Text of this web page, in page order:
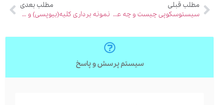
مطلب قبلی
سیستوسکوپی چیست و چه عوارضی دارد؟
مطلب بعدی
نمونه برداری کلیه(بیوپسی) و مراقبت های بعد از انجام آن
سیستم پرسش و پاسخ